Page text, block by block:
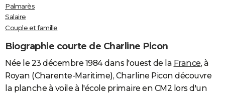
COPAINS D'AVANT
S'inscrire
Se connecter
Lycées
Collèges
Primaires
Universités
Entreprises
Service militaire
Avis de recherche
AVIS DE DÉCÈS
Bricolage
Lifestyle
Culture
Sport
Auto
Television
Voyage
Cinema
Palmarès
Salaire
Couple et famille
Biographie courte de Charline Picon
Née le 23 décembre 1984 dans l'ouest de la France, à
Royan (Charente-Maritime), Charline Picon découvre
la planche à voile à l'école primaire en CM2 lors d'un